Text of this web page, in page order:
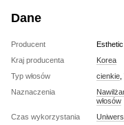
Dane
Producent
Kraj producenta
Korea
Typ włosów
cienkie
Naznaczenia
włosów
Czas wykorzystania